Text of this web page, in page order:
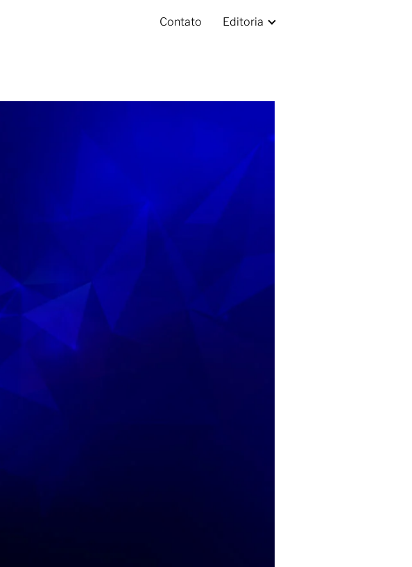
Contato Editoria